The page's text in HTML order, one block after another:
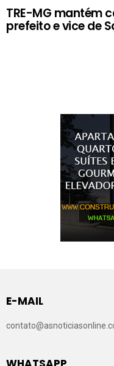
TRE-MG mantém
prefeito e vice de
E-MAIL